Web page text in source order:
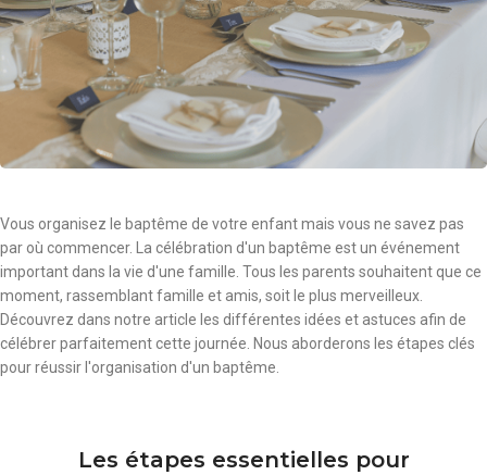
Vous organisez le baptême de votre enfant mais vous ne savez pas
par où commencer. La célébration d'un baptême est un événement
important dans la vie d'une famille. Tous les parents souhaitent que ce
moment, rassemblant famille et amis, soit le plus merveilleux.
Découvrez dans notre article les différentes idées et astuces afin de
célébrer parfaitement cette journée. Nous aborderons les étapes clés
pour réussir l'organisation d'un baptême.
Les étapes essentielles pour